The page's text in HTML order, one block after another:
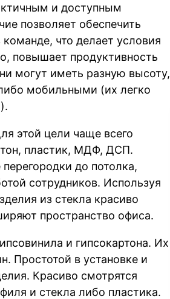
и доступным
позволяет обеспечить
что делает условия
повышает продуктивность
могут иметь разную высоту,
мобильными (их легко
этой цели чаще всего
пластик, МДФ, ДСП.
до потолка,
сотрудников. Используя
из стекла красиво
пространство офиса.
и гипсокартона. Их
Простотой в установке и
Красиво смотрятся
и стекла либо пластика.